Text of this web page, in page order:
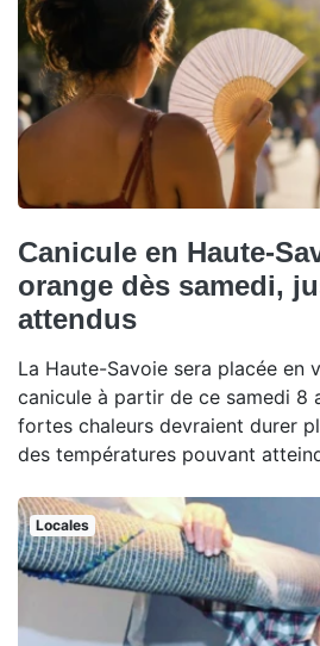
Canicule en Haute-
orange dès samedi,
attendus
La Haute-Savoie sera placée en
canicule à partir de ce samedi 8
fortes chaleurs devraient durer
des températures pouvant
Locales